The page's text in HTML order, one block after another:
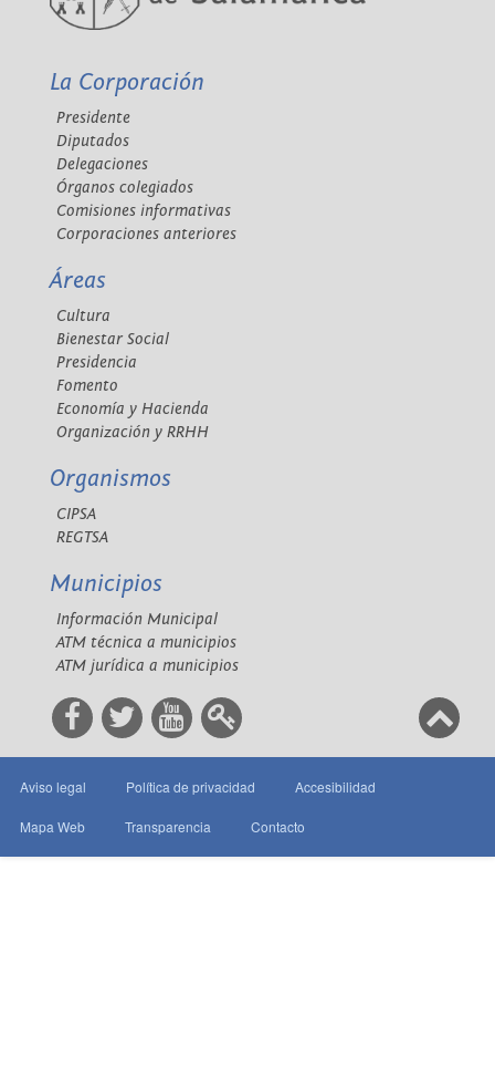
La Corporación
Presidente
Diputados
Delegaciones
Órganos colegiados
Comisiones informativas
Corporaciones anteriores
Áreas
Cultura
Bienestar Social
Presidencia
Fomento
Economía y Hacienda
Organización y RRHH
Organismos
CIPSA
REGTSA
Municipios
Información Municipal
ATM técnica a municipios
ATM jurídica a municipios
Aviso legal Política de privacidad Accesibilidad
Mapa Web Transparencia Contacto